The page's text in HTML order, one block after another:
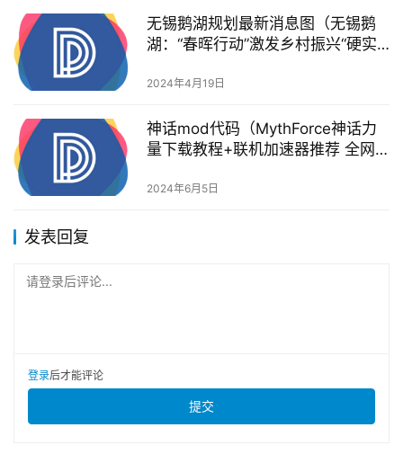
无锡鹅湖规划最新消息图（无锡鹅
湖：“春晖行动”激发乡村振兴“硬实
2024年4月19日
神话mod代码（MythForce神话力
量下载教程+联机加速器推荐 全网
2024年6月5日
发表回复
请登录后评论...
登录后才能评论
提交